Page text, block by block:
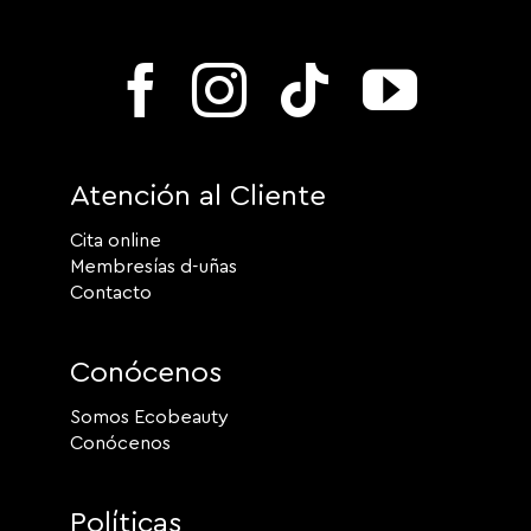
Atención al Cliente
Cita online
Membresías d-uñas
Contacto
Conócenos
Somos Ecobeauty
Conócenos
Políticas